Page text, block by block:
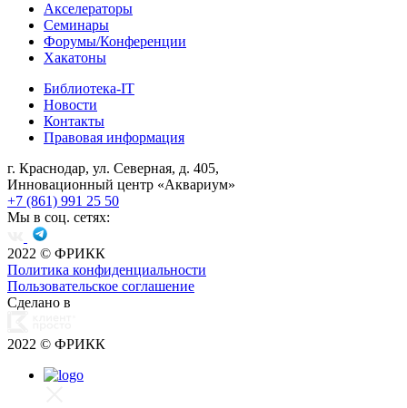
Акселераторы
Семинары
Форумы/Конференции
Хакатоны
Библиотека-IT
Новости
Контакты
Правовая информация
г. Краснодар, ул. Северная, д. 405,
Инновационный центр «Аквариум»
+7 (861) 991 25 50
Мы в соц. сетях:
2022 © ФРИКК
Политика конфиденциальности
Пользовательское соглашение
Сделано в
2022 © ФРИКК